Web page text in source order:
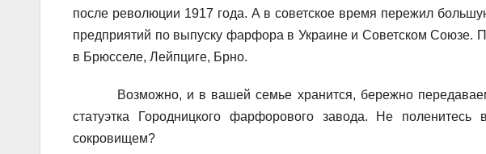
после революции 1917 года. А в советское время пережил
предприятий по выпуску фарфора в Украине и Советском Союзе.
в Брюсселе, Лейпциге, Брно.
Возможно, и в вашей семье хранится, бережно
статуэтка Городницкого фарфорового завода. Не
сокровищем?